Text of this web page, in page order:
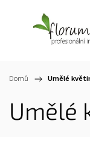
Domů / Umělé
Umělé